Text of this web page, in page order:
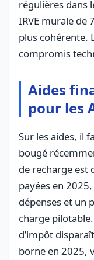
régulières dans
IRVE murale de
plus cohérente.
compromis
Aides
pour les
Sur les aides, il
bougé
de recharge est
payées en
dépenses et un
charge
d’impôt
borne en 2025,